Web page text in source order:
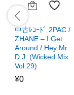
中古ﾚｺｰﾄﾞ 2PAC /
ZHANE – I Get
Around / Hey Mr.
D.J. (Wicked Mix
Vol.29)
¥0